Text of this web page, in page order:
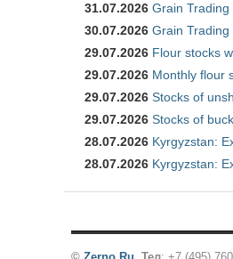
31.07.2026 Grain
30.07.2026 Grain
29.07.2026 Flour stocks
29.07.2026 Monthly flour
29.07.2026 Stocks of
29.07.2026 Stocks of
28.07.2026 Kyrgyzstan:
28.07.2026 Kyrgyzstan: